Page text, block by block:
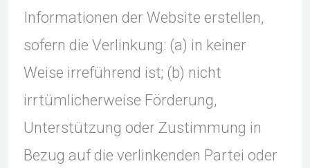
Informationen der Website erstellen,
sofern die Verlinkung: (a) in keiner
Weise irreführend ist; (b) nicht
irrtümlicherweise Förderung,
Unterstützung oder Zustimmung in
Bezug auf die verlinkenden Partei oder